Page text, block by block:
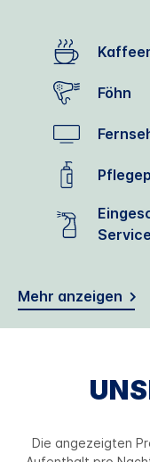
Föhn
Eingeschränkter Housekeeping-
Service
Mehr anzeigen
Die angezeigten